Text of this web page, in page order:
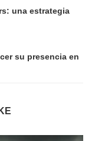
una estrategia
su presencia en